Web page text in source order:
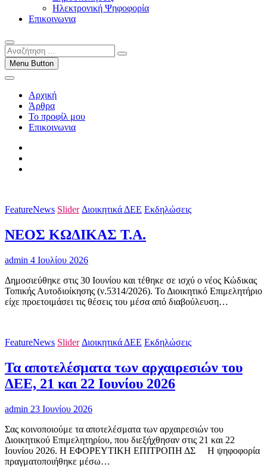
Ηλεκτρονική Ψηφοφορία
Επικοινωνια
Αναζήτηση
…Menu Button
Αρχική
Άρθρα
Το προφίλ μου
Επικοινωνια
FeatureNews Slider Διοικητικά ΔΕΕ Εκδηλώσεις
ΝΕΟΣ ΚΩΔΙΚΑΣ Τ.Α.
admin 4 Ιουλίου 2026
Δημοσιεύθηκε στις 30 Ιουνίου και τέθηκε σε ισχύ ο νέος Κώδικας
Τοπικής Αυτοδιοίκησης (ν.5314/2026). Το Διοικητικό Επιμελητήριο
είχε προετοιμάσει τις θέσεις του μέσα από διαβούλευση…
FeatureNews Slider Διοικητικά ΔΕΕ Εκδηλώσεις
Τα αποτελέσματα των αρχαιρεσιών του
ΔΕΕ, 21 και 22 Ιουνίου 2026
admin 23 Ιουνίου 2026
Σας κοινοποιούμε τα αποτελέσματα των αρχαιρεσιών του
Διοικητικού Επιμελητηρίου, που διεξήχθησαν στις 21 και 22
Ιουνίου 2026. Η ΕΦΟΡΕΥΤΙΚΗ ΕΠΙΤΡΟΠΗ ΔΣ H ψηφοφορία
πραγματοποιήθηκε μέσω…